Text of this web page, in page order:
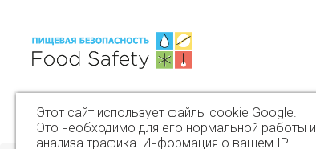
Этот сайт использует файлы cookie Google.
Это необходимо для его нормальной работы и
анализа трафика. Информация о вашем IP-